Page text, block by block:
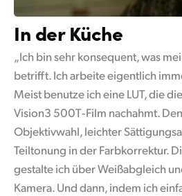
In der Küche
„Ich bin sehr konsequent, was
betrifft. Ich arbeite eigentlich
Meist benutze ich eine LUT, die
Vision3 500T‑Film nachahmt.
Objektivwahl, leichter
Teiltonung in der Farbkorrektur.
gestalte ich über Weißabgleich
Kamera. Und dann, indem ich